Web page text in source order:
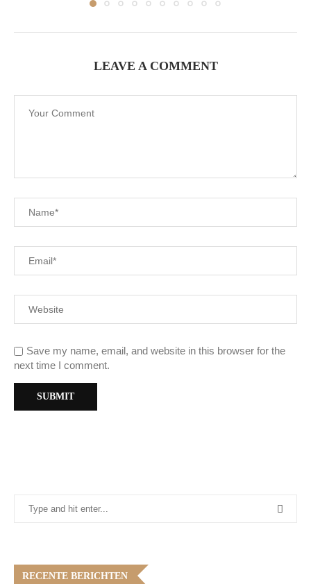
LEAVE A COMMENT
Save my name, email, and website in this browser for the
next time I comment.
RECENTE BERICHTEN